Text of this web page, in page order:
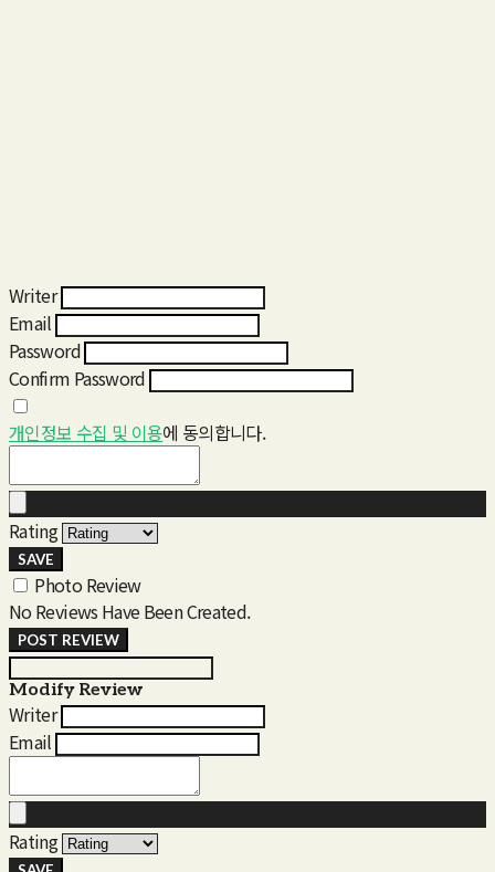
Writer
Email
Password
Confirm Password
개인정보 수집 및 이용에 동의합니다.
Rating
SAVE
Photo Review
No Reviews Have Been Created.
POST REVIEW
Modify Review
Writer
Email
Rating